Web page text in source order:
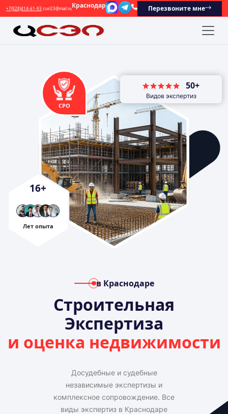
+7(928)414-61-93 csel23@mail.ruКраснодар Перезвоните мне
в Краснодаре
Строительная
Экспертиза
и оценка недвижимости
Досудебные и судебные
независимые экспертизы и
комплексное сопровождение. Все
виды экспертиз в Краснодаре
16+
Лет опыта
СРО
50+
Видов экспертиз